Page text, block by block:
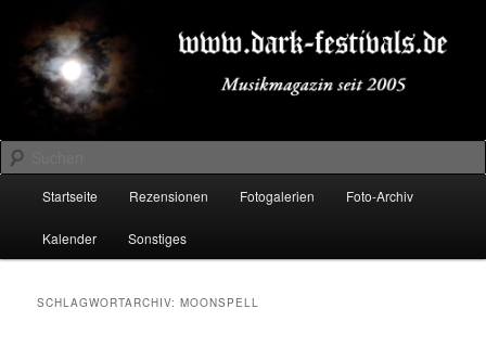
primären
Inhalt
springen
sekundären
Inhalt
springenDARK-FESTIVALS.DE
Suchen
Startseite Rezensionen Fotogalerien Foto-Archiv
Kalender Sonstiges
SCHLAGWORTARCHIV:MOONSPELL